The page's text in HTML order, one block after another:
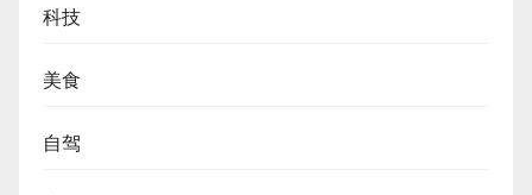
科技
美食
自驾